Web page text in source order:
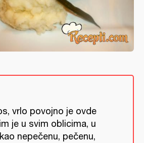
vrlo povojno je ovde
je u svim oblicima, u
nepečenu, pečenu,